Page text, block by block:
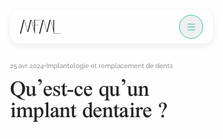
25 avr 2024•Implantologie et remplacement de dents
Qu’est-ce qu’un
implant dentaire ?